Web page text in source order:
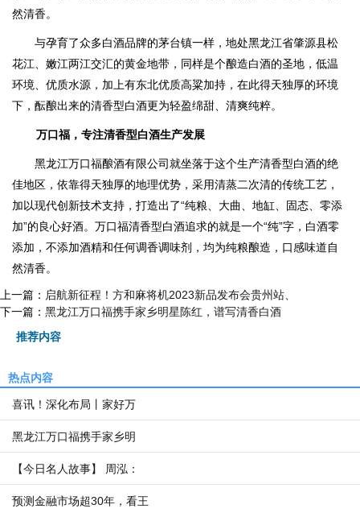
然清香。
与孕育了众多白酒品牌的茅台镇一样，地处黑龙江省肇源县松
花江、嫩江两江交汇的黄金地带，同样是个酿造白酒的圣地，低温
环境、优质水源，加上有东北优质高粱加持，在此得天独厚的环境
下，酝酿出来的清香型白酒更为轻盈绵甜、清爽纯粹。
万口福，专注清香型白酒生产发展
黑龙江万口福酿酒有限公司就坐落于这个生产清香型白酒的绝
佳地区，依靠得天独厚的地理优势，采用清蒸二次清的传统工艺，
加以现代创新技术支持，打造出了“纯粮、大曲、地缸、固态、零添
加”的良心好酒。万口福清香型白酒追求的就是一个“纯”字，白酒零
添加，不添加酒精和任何调香调味剂，均为纯粮酿造，口感味道自
然清香。
上一篇： 启航新征程！方和麻将机2023新品发布会贵州站、
下一篇： 黑龙江万口福携手家乡明星陈红，谱写清香白酒
推荐内容
热点内容
喜讯！深化布局丨家好万
黑龙江万口福携手家乡明
【今日名人故事】 周泓：
预测金融市场超30年，看王